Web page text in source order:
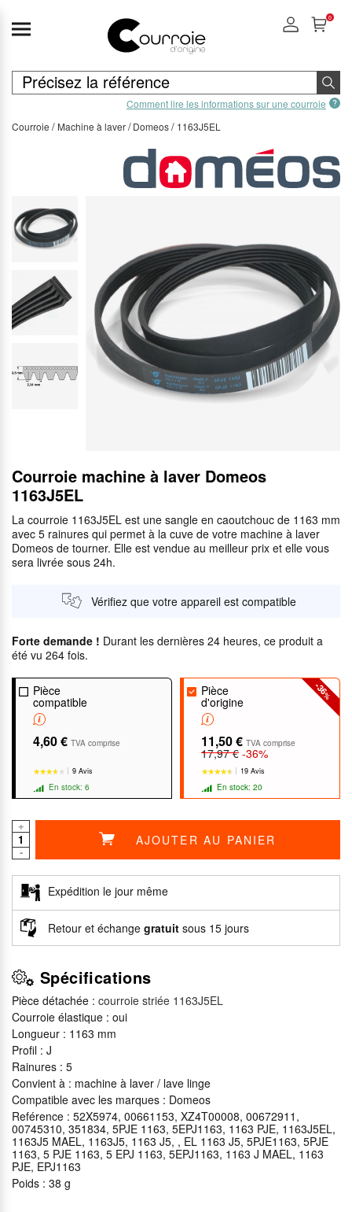
Comment lire les informations sur une courroie
0
Courroie Machine à laver Domeos 1163J5EL
Courroie machine à laver Domeos
1163J5EL
La courroie 1163J5EL est une sangle en caoutchouc de 1163 mm
avec 5 rainures qui permet à la cuve de votre machine à laver
Domeos de tourner. Elle est vendue au meilleur prix et elle vous
sera livrée sous 24h.
Vérifiez que votre appareil est compatible
Forte demande ! Durant les dernières 24 heures, ce produit a
été vu 264 fois.
Pièce
compatible
4,60 € TVA comprise
★★★★★
★★★★★
9 Avis
En stock: 6
-36
%
Pièce
d'origine
11,50 € TVA comprise
17,97 € -36%
★★★★★
★★★★★
19 Avis
En stock: 20
+
-
AJOUTER AU PANIER
Expédition le jour même
Retour et échange gratuit sous 15 jours
Spécifications
Pièce détachée : courroie striée 1163J5EL
Courroie élastique : oui
Longueur : 1163 mm
Profil : J
Rainures : 5
Convient à : machine à laver / lave linge
Compatible avec les marques : Domeos
Reférence : 52X5974, 00661153, XZ4T00008, 00672911,
00745310, 351834, 5PJE 1163, 5EPJ1163, 1163 PJE, 1163J5EL,
1163J5 MAEL, 1163J5, 1163 J5, , EL 1163 J5, 5PJE1163, 5PJE
1163, 5 PJE 1163, 5 EPJ 1163, 5EPJ1163, 1163 J MAEL, 1163
PJE, EPJ1163
Poids : 38 g